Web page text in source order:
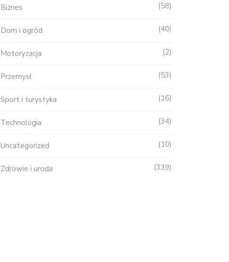
Biznes 58
Dom i ogród 40
Motoryzacja 2
Przemysł 53
Sport i turystyka 16
Technologia 34
Uncategorized 10
Zdrowie i uroda 339